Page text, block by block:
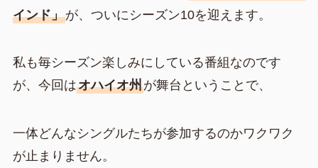
インド」が、ついにシーズン10を迎えます。
私も毎シーズン楽しみにしている番組なのです
が、今回はオハイオ州が舞台ということで、
一体どんなシングルたちが参加するのかワクワク
が止まりません。